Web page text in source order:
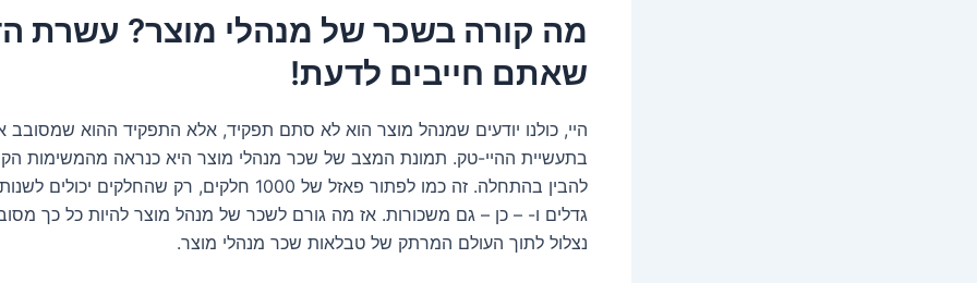
מה קורה בשכר של מנהלי מוצר? עשרת
שאתם חייבים לדעת!
היי, כולנו יודעים שמנהל מוצר הוא לא סתם תפקיד, אלא התפקיד ההוא שמסובב
בתעשיית ההיי-טק. תמונת המצב של שכר מנהלי מוצר היא כנראה מהמשימות
להבין בהתחלה. זה כמו לפתור פאזל של 1000 חלקים, רק שהחלקים
גדלים ו- – כן – גם משכורות. אז מה גורם לשכר של מנהל מוצר להיות כל כך
נצלול לתוך העולם המרתק של טבלאות שכר מנהלי מוצר.